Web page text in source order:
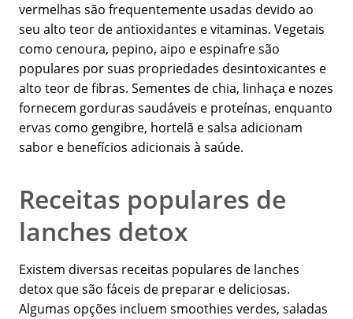
vermelhas são frequentemente usadas devido ao
seu alto teor de antioxidantes e vitaminas. Vegetais
como cenoura, pepino, aipo e espinafre são
populares por suas propriedades desintoxicantes e
alto teor de fibras. Sementes de chia, linhaça e nozes
fornecem gorduras saudáveis e proteínas, enquanto
ervas como gengibre, hortelã e salsa adicionam
sabor e benefícios adicionais à saúde.
Receitas populares de
lanches detox
Existem diversas receitas populares de lanches
detox que são fáceis de preparar e deliciosas.
Algumas opções incluem smoothies verdes, saladas